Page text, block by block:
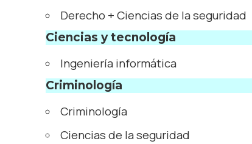
Derecho + Ciencias de la seguridad
Ciencias y tecnología
Ingeniería informática
Criminología
Criminología
Ciencias de la seguridad